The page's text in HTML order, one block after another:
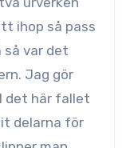
ihop så pass
så var det
Jag gör
det här fallet
delarna för